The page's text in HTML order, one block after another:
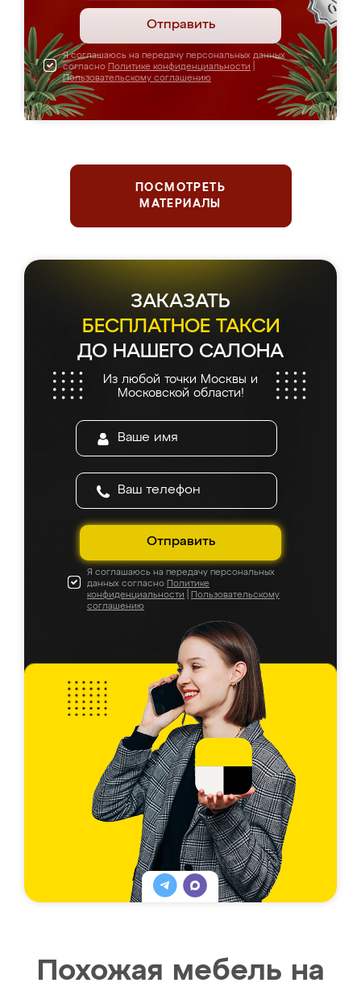
Отправить
Я соглашаюсь на передачу персональных данных
согласно Политике конфиденциальности
Пользовательскому соглашению
ПОСМОТРЕТЬ
МАТЕРИАЛЫ
ЗАКАЗАТЬ
БЕСПЛАТНОЕ ТАКСИ
ДО НАШЕГО САЛОНА
Из любой точки Москвы и
Московской области!
Отправить
Я соглашаюсь на передачу персональных
данных согласно Политике
конфиденциальности
Пользовательскому
соглашению
Похожая мебель на